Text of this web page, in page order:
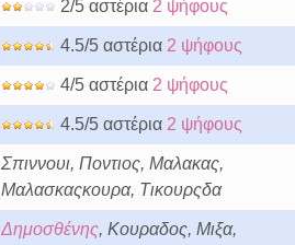
2/5 αστέρια 2 ψήφους
4.5/5 αστέρια 2 ψήφους
4/5 αστέρια 2 ψήφους
4.5/5 αστέρια 2 ψήφους
Σπιννουι, Ποντιος, Μαλακας,
Μαλασκαςκουρα, Τικουρςδα
Δημοσθένης, Κουραδος, Μιξα,